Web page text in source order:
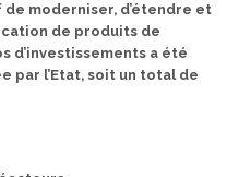
de moderniser, d’étendre et
de produits de
d’investissements a été
par l’Etat, soit un total de